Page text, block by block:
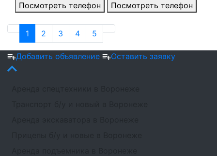
Посмотреть телефон
Посмотреть телефон
1 2 3 4 5
Добавить объявление Оставить заявку